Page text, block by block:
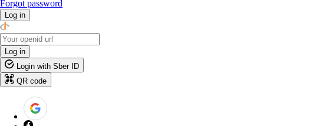
Forgot password
Log in
Log in
Login with Sber ID
QR code